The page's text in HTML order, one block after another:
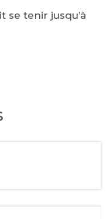
se tenir jusqu’à